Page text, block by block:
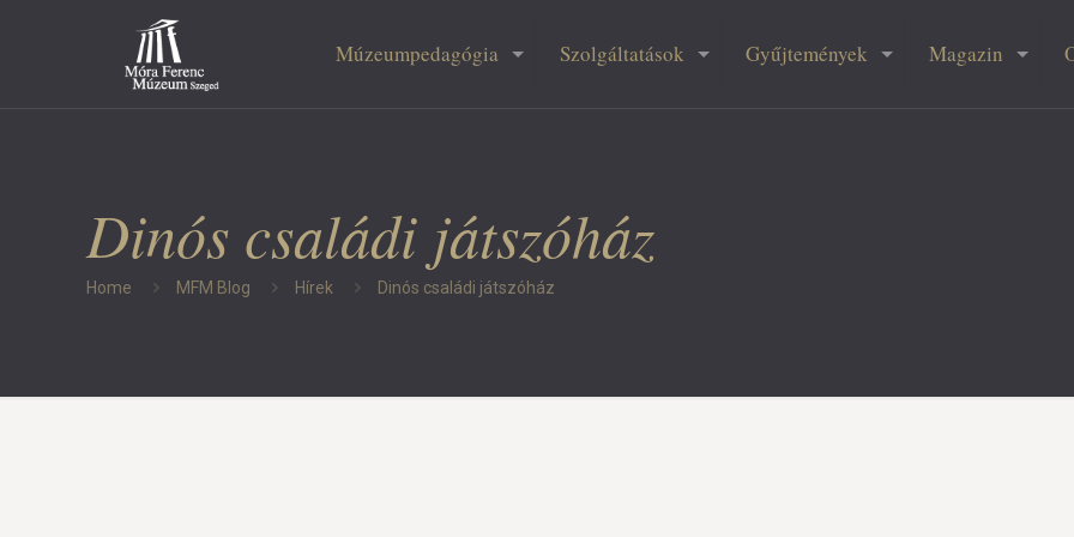
Múzeumpedagógia Szolgáltatások Gyűjtemények Magazin
Dinós családi játszóház
Home MFM Blog Hírek Dinós családi játszóház